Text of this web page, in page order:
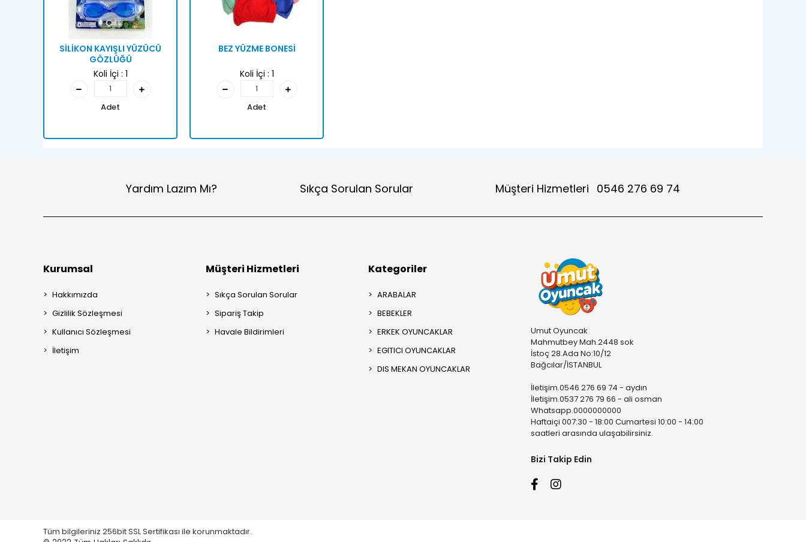
SİLİKON KAYIŞLI YÜZÜCÜ
GÖZLÜĞÜ
Koli İçi : 1
Adet
BEZ YÜZME BONESİ
Koli İçi : 1
Adet
Yardım Lazım Mı? Sıkça Sorulan Sorular Müşteri Hizmetleri 0546 276 69 74
Kurumsal
Hakkımızda
Gizlilik Sözleşmesi
Kullanıcı Sözleşmesi
İletişim
Müşteri Hizmetleri
Sıkça Sorulan Sorular
Sipariş Takip
Havale Bildirimleri
Kategoriler
ARABALAR
BEBEKLER
ERKEK OYUNCAKLAR
EGITICI OYUNCAKLAR
DIS MEKAN OYUNCAKLAR
Umut Oyuncak
Mahmutbey Mah.2448 sok
İstoç 28.Ada No:10/12
Bağcılar/İSTANBUL
İletişim.0546 276 69 74 - aydın
İletişim.0537 276 79 66 - ali osman
Whatsapp.0000000000
Haftaiçi 007:30 - 18:00 Cumartesi 10:00 - 14:00
saatleri arasında ulaşabilirsiniz.
Bizi Takip Edin
Tüm bilgileriniz 256bit SSL Sertifikası ile korunmaktadır.